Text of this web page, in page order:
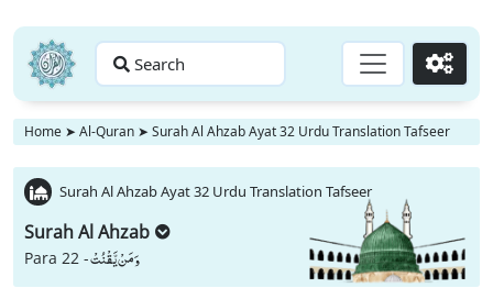
Search Go
Home ➤ Al-Quran ➤ Surah Al Ahzab Ayat 32 Urdu Translation Tafseer
Surah Al Ahzab Ayat 32 Urdu Translation Tafseer
Surah Al Ahzab
Para 22 -وَ مَنْ یَّقْنُتْ